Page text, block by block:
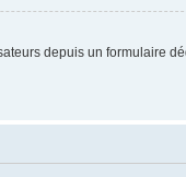
depuis un formulaire